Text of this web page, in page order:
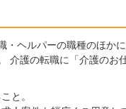
・ヘルパーの職種のほか
介護の転職に「介護のお
と。